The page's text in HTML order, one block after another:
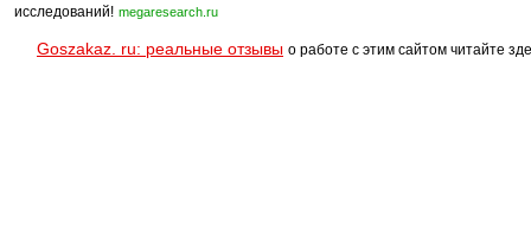
исследований! megaresearch.ru
Goszakaz. ru: реальные отзывы о работе с этим сайтом читайте